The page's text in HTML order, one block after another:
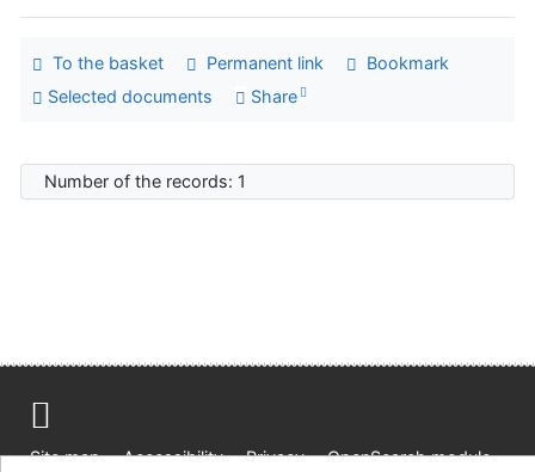
To the basket Permanent link
Bookmark
Selected documents
Share
Number of the records: 1
Site map Accessibility Privacy OpenSearch module